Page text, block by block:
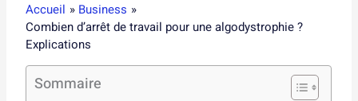
Accueil
Business
Combien d’arrêt de travail pour une algodystrophie ?
Explications
Sommaire